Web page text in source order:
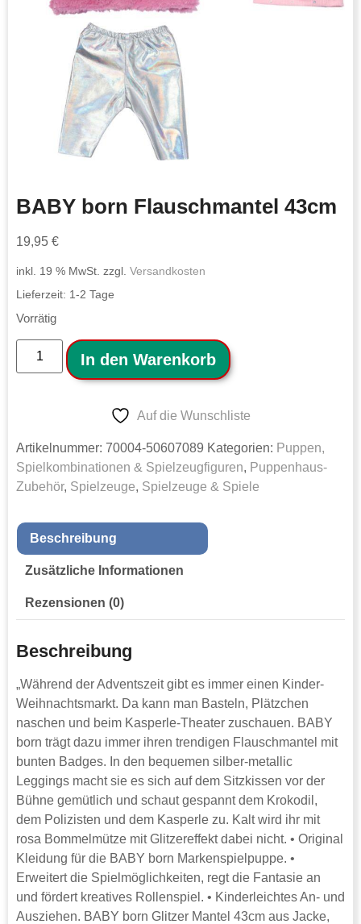
BABY born Flauschmantel 43cm
19,95 €
inkl. 19 % MwSt. zzgl. Versandkosten
Lieferzeit: 1-2 Tage
Vorrätig
In den Warenkorb
Auf die Wunschliste
Artikelnummer: 70004-50607089 Kategorien: Puppen,
Spielkombinationen & Spielzeugfiguren, Puppenhaus-
Zubehör, Spielzeuge, Spielzeuge & Spiele
Beschreibung
Zusätzliche Informationen
Rezensionen (0)
Beschreibung
„Während der Adventszeit gibt es immer einen Kinder-
Weihnachtsmarkt. Da kann man Basteln, Plätzchen
naschen und beim Kasperle-Theater zuschauen. BABY
born trägt dazu immer ihren trendigen Flauschmantel mit
bunten Badges. In den bequemen silber-metallic
Leggings macht sie es sich auf dem Sitzkissen vor der
Bühne gemütlich und schaut gespannt dem Krokodil,
dem Polizisten und dem Kasperle zu. Kalt wird ihr mit
rosa Bommelmütze mit Glitzereffekt dabei nicht. • Original
Kleidung für die BABY born Markenspielpuppe. •
Erweitert die Spielmöglichkeiten, regt die Fantasie an
und fördert kreatives Rollenspiel. • Kinderleichtes An- und
Ausziehen. BABY born Glitzer Mantel 43cm aus Jacke,